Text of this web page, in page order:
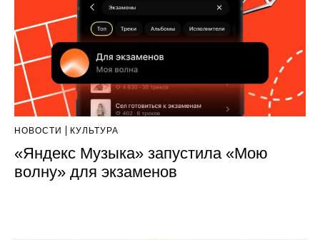
НОВОСТИ КУЛЬТУРА
«Яндекс Музыка» запустила «Мою
волну» для экзаменов